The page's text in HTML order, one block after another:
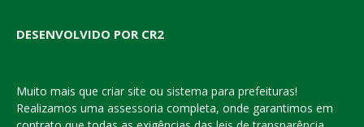
DESENVOLVIDO POR CR2
Muito mais que criar site ou sistema para prefeituras!
Realizamos uma assessoria completa, onde garantimos em